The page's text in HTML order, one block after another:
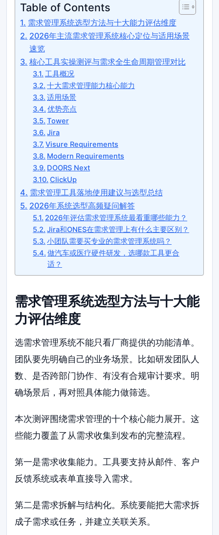
Table of Contents
需求管理系统选型方法与十大能力评估维度
2026年主流需求管理系统核心定位与适用场景
速览
核心工具实操测评与需求全生命周期管理对比
工具概况
十大需求管理能力核心能力
适用场景
优势亮点
Tower
Jira
Visure Requirements
Modern Requirements
DOORS Next
ClickUp
需求管理工具落地使用建议与选型总结
2026年系统选型高频疑问解答
2026年评估需求管理系统最看重哪些能力？
Jira和ONES在需求管理上有什么主要区别？
小团队需要买专业的需求管理系统吗？
做汽车或医疗硬件研发，选哪款工具更合
适？
需求管理系统选型方法与十大能
力评估维度
选需求管理系统不能只看厂商提供的功能清单。
团队要先明确自己的业务场景。比如研发团队人
数、是否跨部门协作、有没有合规审计要求。明
确场景后，再对照具体能力做筛选。
本次测评围绕需求管理的十个核心能力展开。这
些能力覆盖了从需求收集到发布的完整流程。
第一是需求收集能力。工具要支持从邮件、客户
反馈系统或表单直接导入需求。
第二是需求拆解与结构化。系统要能把大需求拆
成子需求或任务，并建立关联关系。